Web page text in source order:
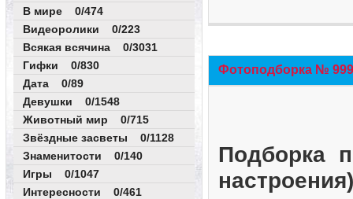
В мире 0/474
Видеоролики 0/223
Всякая всячина 0/3031
Гифки 0/830
Дата 0/89
Девушки 0/1548
Животный мир 0/715
Звёздные засветы 0/1128
Знаменитости 0/140
Игры 0/1047
Интересности 0/461
Фотоподборка №
Подборка